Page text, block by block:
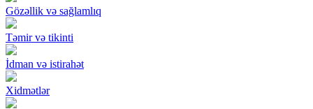
Gözəllik və sağlamlıq
Təmir və tikinti
İdman və istirahət
Xidmətlər